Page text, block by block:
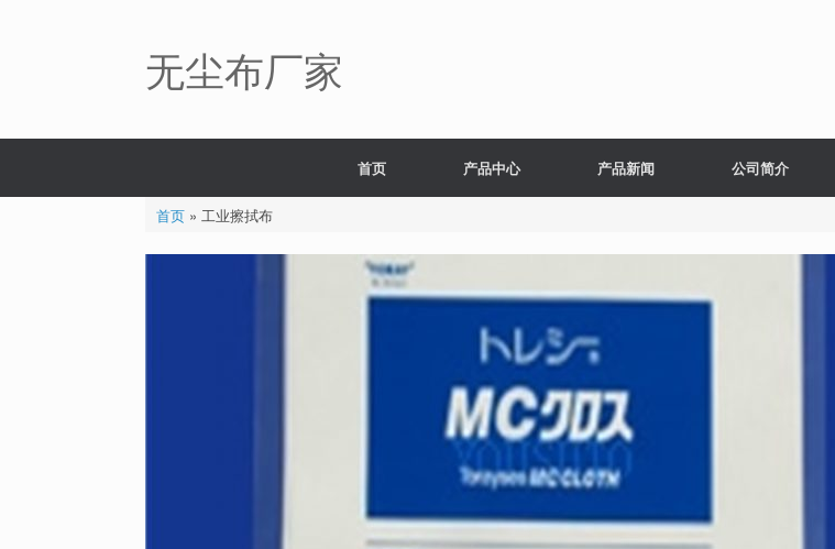
无尘布厂家
首页 产品中心 产品新闻 公司简介
首页» 工业擦拭布